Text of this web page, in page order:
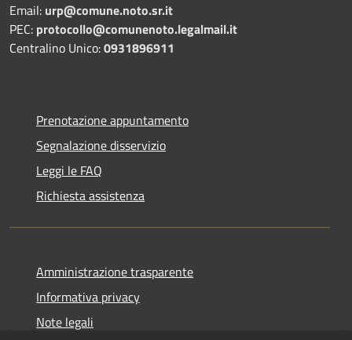
Email: urp@comune.noto.sr.it
PEC: protocollo@comunenoto.legalmail.it
Centralino Unico:0931896911
Prenotazione appuntamento
Segnalazione disservizio
Leggi le FAQ
Richiesta assistenza
Amministrazione trasparente
Informativa privacy
Note legali